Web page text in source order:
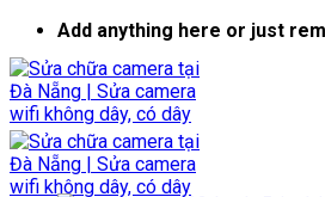
Skip
to
content
Add anything here or just